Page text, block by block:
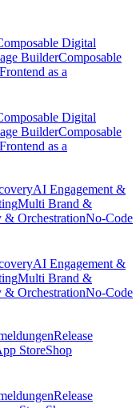
Digital
BuilderComposable
Frontend as a
Digital
BuilderComposable
Frontend as a
AI Engagement &
Multi Brand &
& OrchestrationNo-Code
AI Engagement &
Multi Brand &
& OrchestrationNo-Code
Release
StoreShop
Release